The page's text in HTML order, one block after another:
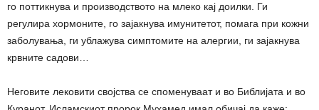
го поттикнува и производството на млеко кај доилки. Ги
регулира хормоните, го зајакнува имунитетот, помага при кожни
заболувања, ги ублажува симптомите на алергии, ги зајакнува
крвните садови…
Неговите лековити својства се споменуваат и во Библијата и во